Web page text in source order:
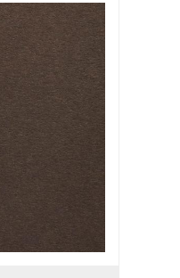
ab 10
18,25 €